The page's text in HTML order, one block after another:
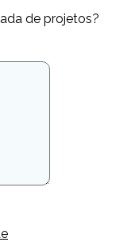
de projetos?